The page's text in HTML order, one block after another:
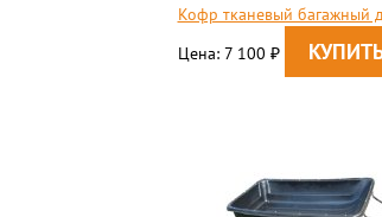
Кофр тканевый багажный
Цена: 7 100 ₽